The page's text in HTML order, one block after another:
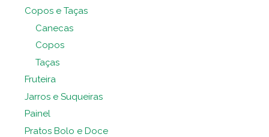
Copos e Taças
Canecas
Copos
Taças
Fruteira
Jarros e Suqueiras
Painel
Pratos Bolo e Doce